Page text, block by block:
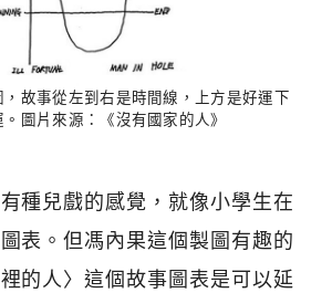
，故事從左到右是時間線，上方是好運下
圖片來源：《沒有國家的人》
種兒戲的感覺，就像小學生在
表。但馮內果這個製圖有趣的
的人〉這個故事圖表是可以延